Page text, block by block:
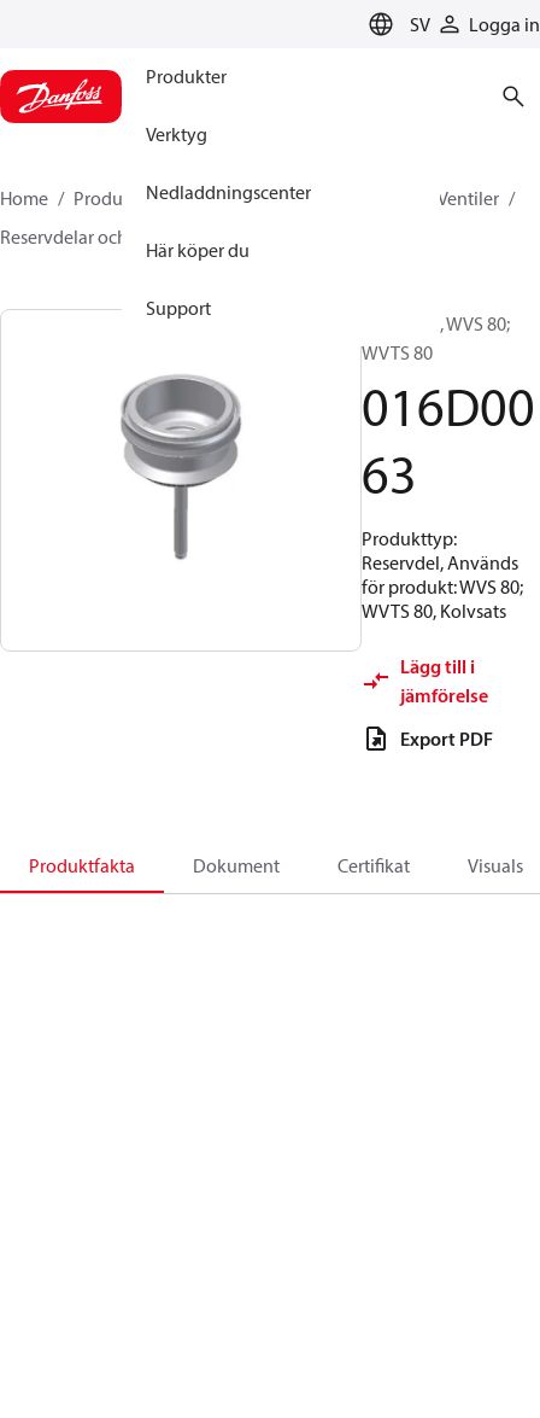
SV Logga in
Produkter
Verktyg
Nedladdningscenter
Här köper du
Support
Home Produkter Climate Solutions for cooling
Ventiler
Reservdelar och tillbehör till ventiler
Reservdel, WVS 80;
WVTS 80
016D00
63
Produkttyp:
Reservdel, Används
för produkt: WVS 80;
WVTS 80, Kolvsats
Lägg till i
jämförelse
Export PDF
Produktfakta Dokument Certifikat Visuals